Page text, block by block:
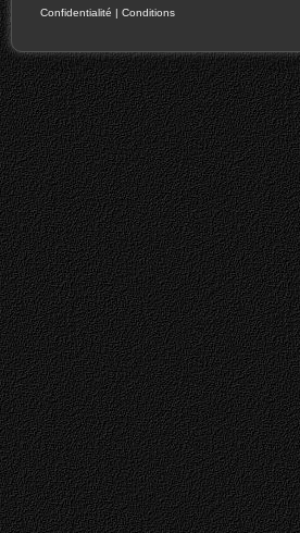
Confidentialité | Conditions